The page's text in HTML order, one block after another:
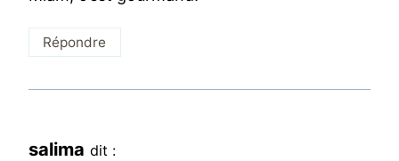
Répondre
salima dit :